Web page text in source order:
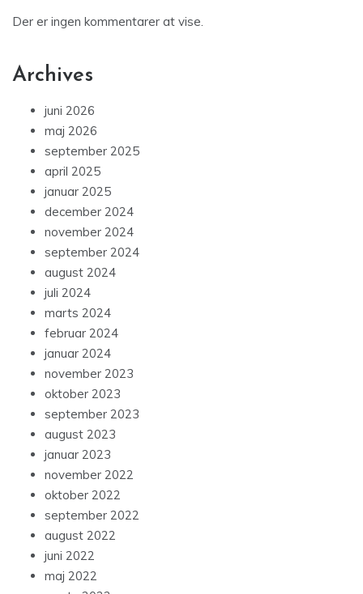
Der er ingen kommentarer at vise.
Archives
juni 2026
maj 2026
september 2025
april 2025
januar 2025
december 2024
november 2024
september 2024
august 2024
juli 2024
marts 2024
februar 2024
januar 2024
november 2023
oktober 2023
september 2023
august 2023
januar 2023
november 2022
oktober 2022
september 2022
august 2022
juni 2022
maj 2022